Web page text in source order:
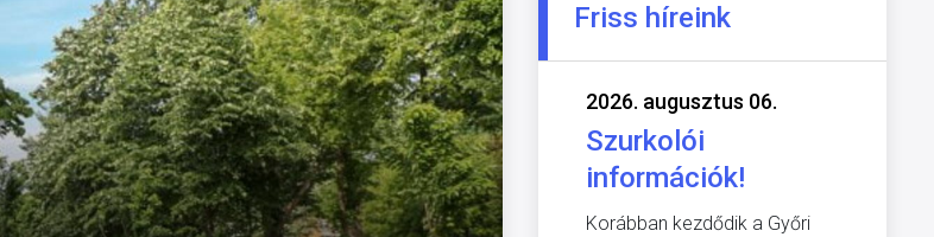
Friss híreink
2026. augusztus 06.
Szurkolói
információk!
Korábban kezdődik a Győri